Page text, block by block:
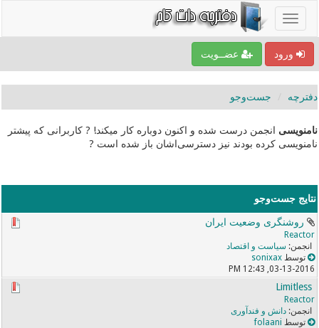
ورود عضــویت
دفترچه جست‌و‌جو
نامنویسی انجمن درست شده و اکنون دوباره کار میکند! ? کاربرانی که پیشتر
نامنویسی کرده بودند نیز دسترسی‌اشان باز شده است ?
نتایج جست‌و‌جو
روشنگری وضعیت ایران
Reactor
سیاست و اقتصاد
توسطsonixax
03-13-2016, 12:43 PM
Limitless
Reactor
دانش و فندآوری
توسط folaani